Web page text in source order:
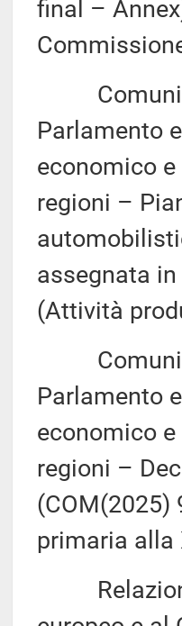
final –
Parlamento
economico
regioni –
assegnata
(Attività
Parlamento
economico
regioni –
(COM(2025)
primaria alla
Relazione